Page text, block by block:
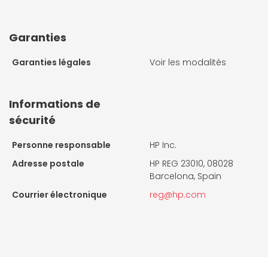
Garanties
Garanties légales Voir les modalités
Informations de
sécurité
Personne responsable
HP Inc.
Adresse postale
HP REG 23010, 08028
Barcelona, Spain
Courrier électronique
reg@hp.com